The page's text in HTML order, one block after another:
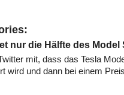
nur die Hälfte des Model
mit, dass das Tesla
wird und dann bei einem